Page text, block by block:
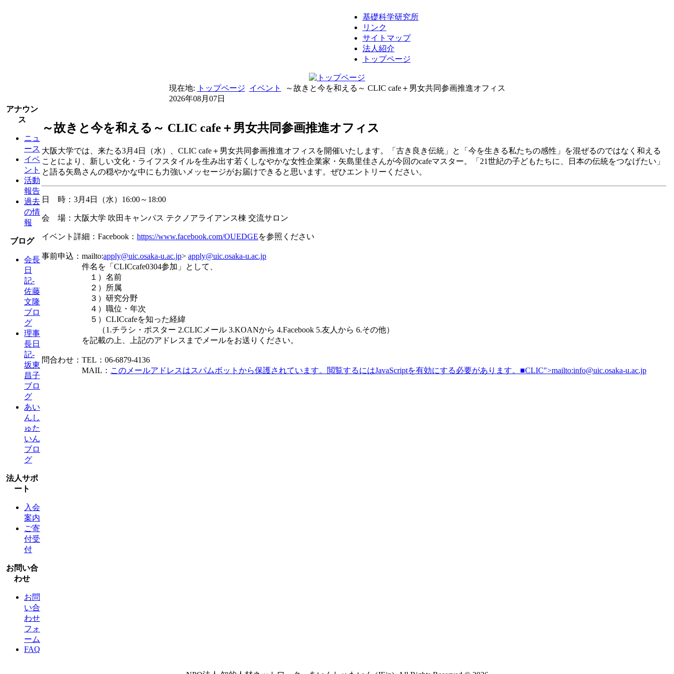
基礎科学研究所
リンク
サイトマップ
法人紹介
トップページ
現在地: トップページ イベント
～故きと今を和える～ CLIC cafe＋男女共同参画推進オフィス
2026年08月07日
アナウン
ス
ニュ
ース
イベ
ント
活動
報告
過去
の情
報
ブログ
会長
日
記-
佐藤
文隆
ブロ
グ
理事
長日
記-
坂東
昌子
ブロ
グ
あい
んし
ゅた
いん
ブロ
グ
法人サポ
ート
入会
案内
ご寄
付受
付
お問い合
わせ
お問
い合
わせ
フォ
ーム
FAQ
～故きと今を和える～ CLIC cafe＋男女共同参画推進オフィス
大阪大学では、来たる3月4日（水）、CLIC cafe＋男女共同参画推進オフィスを開催いたします。「古き良き伝統」と「今を生きる私たちの感性」を混ぜるのではなく和える
ことにより、新しい文化・ライフスタイルを生み出す若くしなやかな女性企業家・矢島里佳さんが今回のcafeマスター。「21世紀の子どもたちに、日本の伝統をつなげたい」
と語る矢島さんの穏やかな中にも力強いメッセージがお届けできると思います。ぜひエントリーください。
日 時：3月4日（水）16:00～18:00
会 場：大阪大学 吹田キャンパス テクノアライアンス棟 交流サロン
イベント詳細：Facebook： https://www.facebook.com/OUEDGEを参照ください
事前申込：mailto:apply@uic.osaka-u.ac.jp> apply@uic.osaka-u.ac.jp
件名を「CLICcafe0304参加」として、
１）名前
２）所属
３）研究分野
４）職位・年次
５）CLICcafeを知った経緯
（1.チラシ・ポスター 2.CLICメール 3.KOANから 4.Facebook 5.友人から 6.その他）
を記載の上、上記のアドレスまでメールをお送りください。
問合わせ：TEL：06-6879-4136
MAIL： このメールアドレスはスパムボットから保護されています。閲覧するにはJavaScriptを有効にする必要があります。 ■CLIC">mailto:info@uic.osaka-u.ac.jp